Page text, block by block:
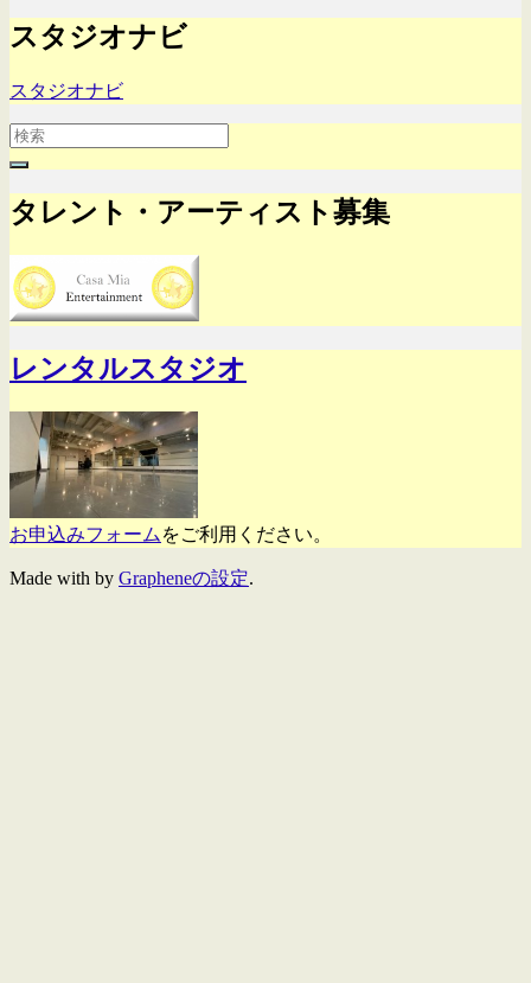
スタジオナビ
スタジオナビ
Search
for:
タレント・アーティスト募集
レンタルスタジオ
お申込みフォーム をご利用ください。
Made with by Grapheneの設定.